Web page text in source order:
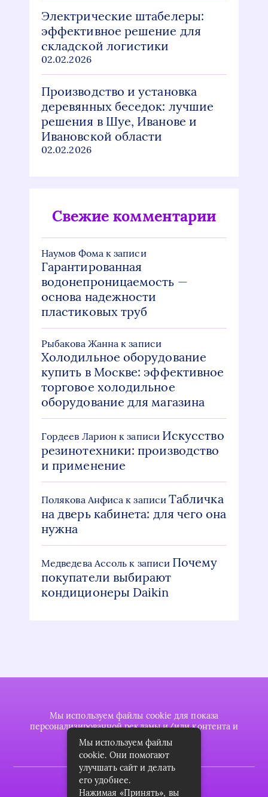
Электрические штабелеры:
эффективное решение для
складской логистики
02.02.2026
Производство и установка
деревянных беседок: лучшие
решения в Шуе, Иванове и
Ивановской области
02.02.2026
Свежие комментарии
Наумов Фома к записи
Гарантированная
водонепроницаемость —
основа надежности
пластиковых труб
Рыбакова Жанна к записи
Холодильное оборудование
купить в Москве: эффективное
торговое холодильное
оборудование для магазина
Гордеев Ларион к записи Искусство
резинотехники: производство
и применение
Полякова Анфиса к записиТабличка
на дверь кабинета: для чего она
нужна
Медведева Ассоль к записи Почему
покупатели выбирают
кондиционеры Daikin
Мы используем файлы cookie для показа
персонализированной рекламы и/или контента и
анализа нашего трафика.
2022 © plasttrubkomplekt.ru
Мы используем файлы
cookie. Они помогают
улучшать сайт и делать
его удобнее.
Нажимая «Принять», вы